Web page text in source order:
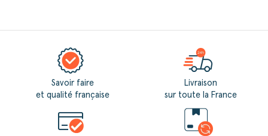
Savoir faire
et qualité française
Livraison
sur toute la France